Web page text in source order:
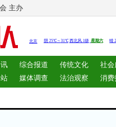
主办
综合报道 传统文化
社会
媒体调查 法治观察
消费